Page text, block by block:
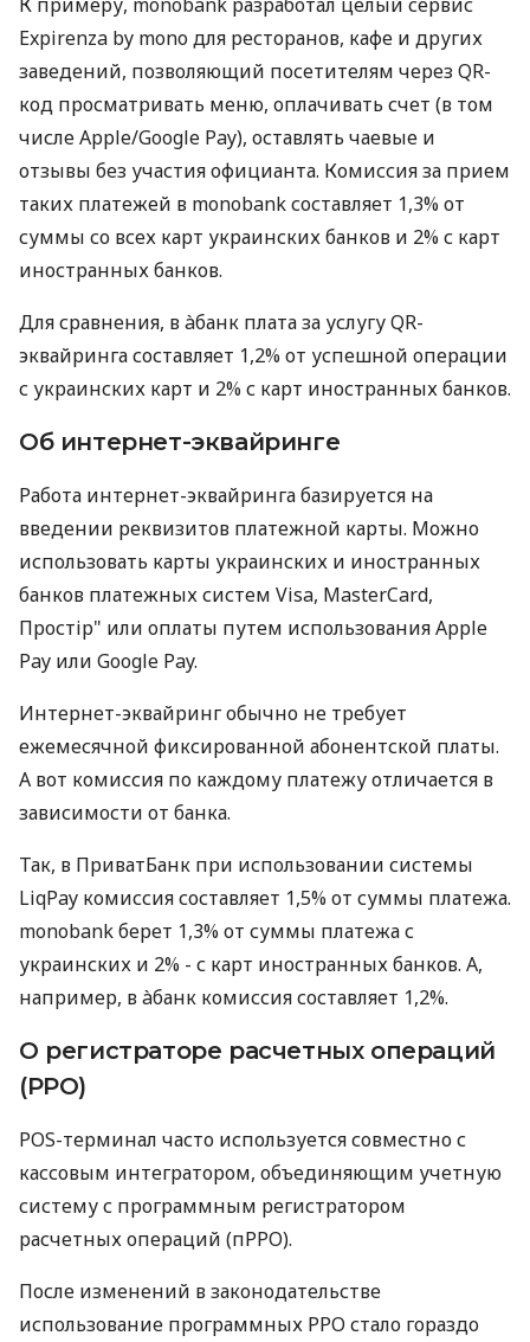
Expirenza by mono для ресторанов, кафе и других
заведений, позволяющий посетителям через QR-
код просматривать меню, оплачивать счет (в том
числе Apple/Google Pay), оставлять чаевые и
отзывы без участия официанта. Комиссия за прием
таких платежей в monobank составляет 1,3% от
суммы со всех карт украинских банков и 2% с карт
иностранных банков.
Для сравнения, в àбанк плата за услугу QR-
эквайринга составляет 1,2% от успешной операции
с украинских карт и 2% с карт иностранных банков.
Об интернет-эквайринге
Работа интернет-эквайринга базируется на
введении реквизитов платежной карты. Можно
использовать карты украинских и иностранных
банков платежных систем Visa, MasterCard,
Простір" или оплаты путем использования Apple
Pay или Google Pay.
Интернет-эквайринг обычно не требует
ежемесячной фиксированной абонентской платы.
А вот комиссия по каждому платежу отличается в
зависимости от банка.
Так, в ПриватБанк при использовании системы
LiqPay комиссия составляет 1,5% от суммы платежа.
monobank берет 1,3% от суммы платежа с
украинских и 2% - с карт иностранных банков. А,
например, в àбанк комиссия составляет 1,2%.
О регистраторе расчетных операций
(РРО)
POS-терминал часто используется совместно с
кассовым интегратором, объединяющим учетную
систему с программным регистратором
расчетных операций (пРРО).
После изменений в законодательстве
использование программных РРО стало гораздо